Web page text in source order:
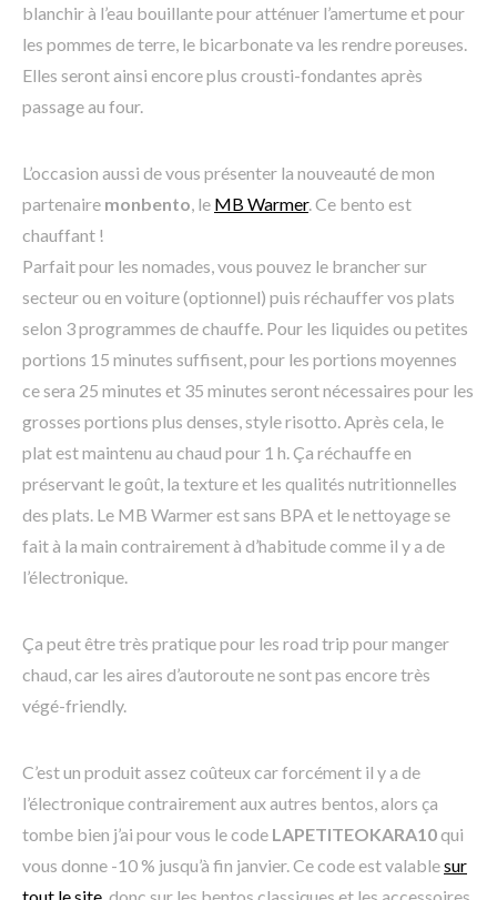
blanchir à l’eau bouillante pour atténuer l’amertume et pour
les pommes de terre, le bicarbonate va les rendre poreuses.
Elles seront ainsi encore plus crousti-fondantes après
passage au four.
L’occasion aussi de vous présenter la nouveauté de mon
partenaire monbento , le MB Warmer. Ce bento est
chauffant !
Parfait pour les nomades, vous pouvez le brancher sur
secteur ou en voiture (optionnel) puis réchauffer vos plats
selon 3 programmes de chauffe. Pour les liquides ou petites
portions 15 minutes suffisent, pour les portions moyennes
ce sera 25 minutes et 35 minutes seront nécessaires pour les
grosses portions plus denses, style risotto. Après cela, le
plat est maintenu au chaud pour 1 h. Ça réchauffe en
préservant le goût, la texture et les qualités nutritionnelles
des plats. Le MB Warmer est sans BPA et le nettoyage se
fait à la main contrairement à d’habitude comme il y a de
l’électronique.
Ça peut être très pratique pour les road trip pour manger
chaud, car les aires d’autoroute ne sont pas encore très
végé-friendly.
C’est un produit assez coûteux car forcément il y a de
l’électronique contrairement aux autres bentos, alors ça
tombe bien j’ai pour vous le code LAPETITEOKARA10qui
vous donne -10 % jusqu’à fin janvier. Ce code est valablesur